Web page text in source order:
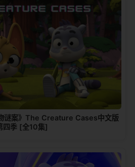
谜案》The Creature Cases中文版
四季 [全10集]